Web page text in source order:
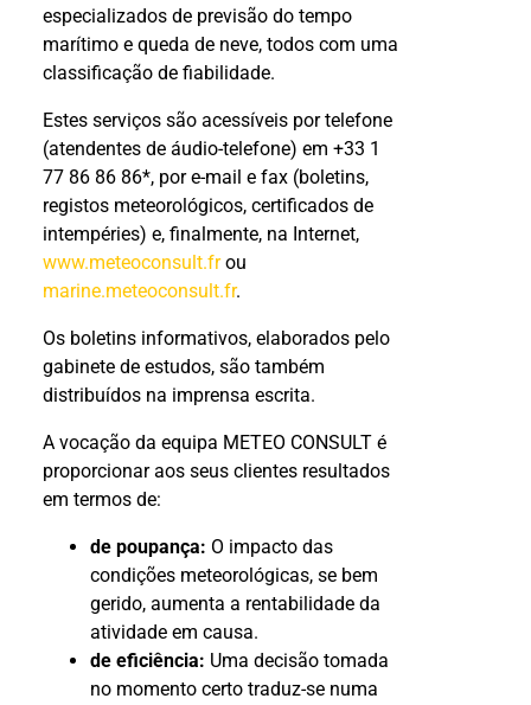
especializados de previsão do tempo
marítimo e queda de neve, todos com uma
classificação de fiabilidade.
Estes serviços são acessíveis por telefone
(atendentes de áudio-telefone) em +33 1
77 86 86 86*, por e-mail e fax (boletins,
registos meteorológicos, certificados de
intempéries) e, finalmente, na Internet,
www.meteoconsult.frou
marine.meteoconsult.fr.
Os boletins informativos, elaborados pelo
gabinete de estudos, são também
distribuídos na imprensa escrita.
A vocação da equipa METEO CONSULT é
proporcionar aos seus clientes resultados
em termos de:
de poupança: O impacto das
condições meteorológicas, se bem
gerido, aumenta a rentabilidade da
atividade em causa.
de eficiência: Uma decisão tomada
no momento certo traduz-se numa